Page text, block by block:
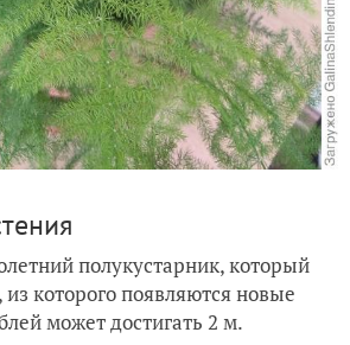
полукустарник, который
которого появляются новые
может достигать 2 м.